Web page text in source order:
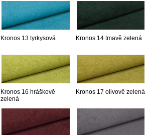
Kronos 13 tyrkysová Kronos 14 tmavě zelená
Kronos 16 hráškově
zelená
Kronos 17 olivově zelená